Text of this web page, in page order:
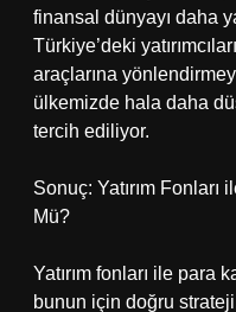
finansal dünyayı daha
Türkiye’deki
araçlarına
ülkemizde hala daha
tercih ediliyor.
Sonuç: Yatırım
Mü?
Yatırım fonları ile para
bunun için doğru